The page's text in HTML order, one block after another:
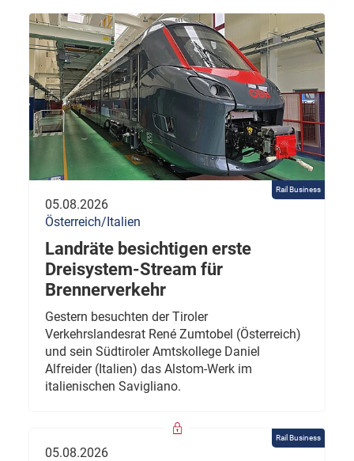
Rail Business
05.08.2026
Österreich/Italien
Landräte besichtigen erste
Dreisystem-Stream für
Brennerverkehr
Gestern besuchten der Tiroler
Verkehrslandesrat René Zumtobel (Österreich)
und sein Südtiroler Amtskollege Daniel
Alfreider (Italien) das Alstom-Werk im
italienischen Savigliano.
Rail Business
05.08.2026